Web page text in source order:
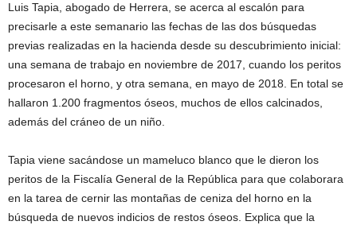
Luis Tapia, abogado de Herrera, se acerca al escalón para
precisarle a este semanario las fechas de las dos búsquedas
previas realizadas en la hacienda desde su descubrimiento inicial:
una semana de trabajo en noviembre de 2017, cuando los peritos
procesaron el horno, y otra semana, en mayo de 2018. En total se
hallaron 1.200 fragmentos óseos, muchos de ellos calcinados,
además del cráneo de un niño.
Tapia viene sacándose un mameluco blanco que le dieron los
peritos de la Fiscalía General de la República para que colaborara
en la tarea de cernir las montañas de ceniza del horno en la
búsqueda de nuevos indicios de restos óseos. Explica que la